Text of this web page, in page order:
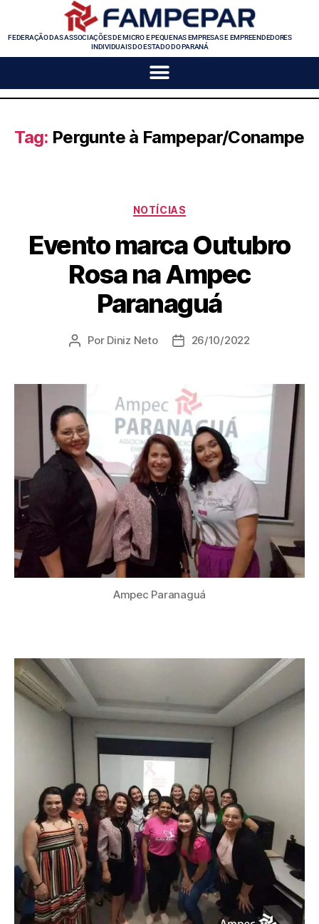
FEDERAÇÃO DAS ASSOCIAÇÕES DE MICRO E PEQUENAS EMPRESAS E EMPREENDEDORES
INDIVIDUAIS DO ESTADO DO PARANÁ
Tag: Pergunte à Fampepar/Conampe
NOTÍCIAS
Evento marca Outubro
Rosa na Ampec
Paranaguá
Por Diniz Neto 26/10/2022
Ampec Paranaguá